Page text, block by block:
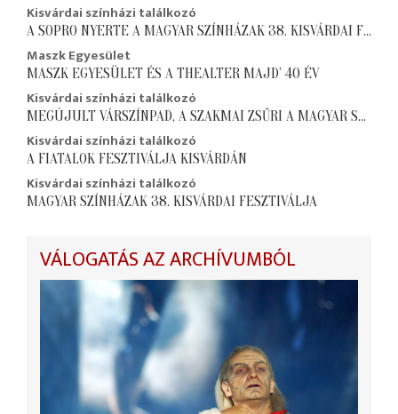
Kisvárdai színházi találkozó
A SOPRO NYERTE A MAGYAR SZÍNHÁZAK 38. KISVÁRDAI FESZTIVÁLJÁNAK FŐDÍJÁT
Maszk Egyesület
MASZK EGYESÜLET ÉS A THEALTER MAJD’ 40 ÉV
Kisvárdai színházi találkozó
MEGÚJULT VÁRSZÍNPAD, A SZAKMAI ZSŰRI A MAGYAR SZÍNHÁZAK 38. KISVÁRDAI FESZTIVÁLJÁN
Kisvárdai színházi találkozó
A FIATALOK FESZTIVÁLJA KISVÁRDÁN
Kisvárdai színházi találkozó
MAGYAR SZÍNHÁZAK 38. KISVÁRDAI FESZTIVÁLJA
VÁLOGATÁS AZ ARCHÍVUMBÓL